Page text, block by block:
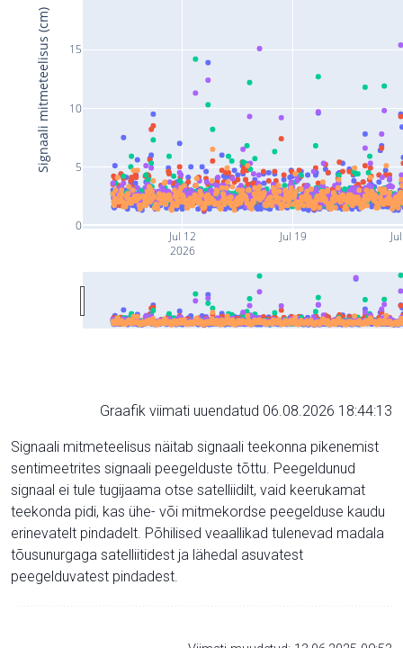
Jul 12
2026
Jul 19
0
5
10
15
Signaali mitmeteelisus (cm)
Graafik viimati uuendatud 06.08.2026 18:44:13
Signaali mitmeteelisus näitab signaali teekonna pikenemist
sentimeetrites signaali peegelduste tõttu. Peegeldunud
signaal ei tule tugijaama otse satelliidilt, vaid keerukamat
teekonda pidi, kas ühe- või mitmekordse peegelduse kaudu
erinevatelt pindadelt. Põhilised veaallikad tulenevad madala
tõusunurgaga satelliitidest ja lähedal asuvatest
peegelduvatest pindadest.